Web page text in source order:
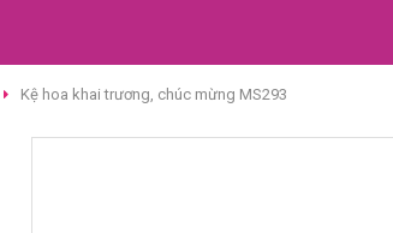
Kệ hoa khai trương, chúc mừng MS293